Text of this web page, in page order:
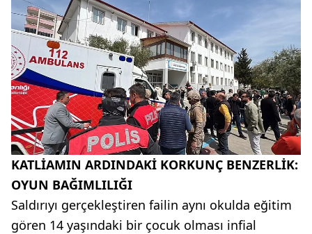
KATLİAMIN ARDINDAKİ KORKUNÇ BENZERLİK:
OYUN BAĞIMLILIĞI
Saldırıyı gerçekleştiren failin aynı okulda eğitim
gören 14 yaşındaki bir çocuk olması infial